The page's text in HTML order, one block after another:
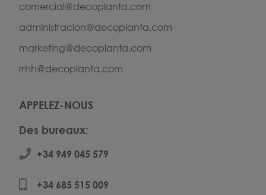
comercial@decoplanta.com
administracion@decoplanta.com
marketing@decoplanta.com
rrhh@decoplanta.com
APPELEZ-NOUS
Des bureaux:
+34 949 045 579
+34 685 515 009